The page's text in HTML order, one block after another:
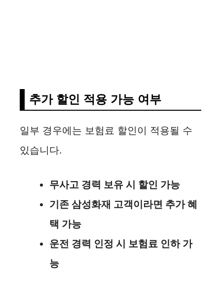
추가 할인 적용 가능 여부
일부 경우에는 보험료 할인이 적용될 수
있습니다.
무사고 경력 보유 시 할인 가능
기존 삼성화재 고객이라면 추가 혜
택 가능
운전 경력 인정 시 보험료 인하 가
능